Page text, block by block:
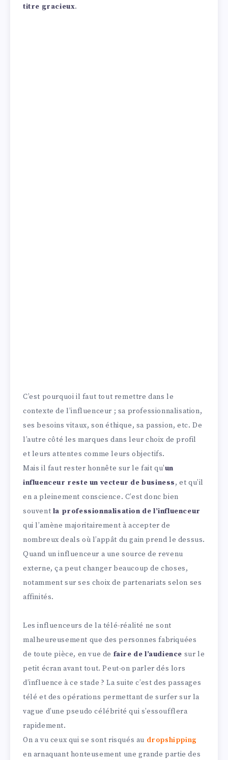
titre gracieux.
C’est pourquoi il faut tout remettre dans le
contexte de l’influenceur ; sa professionnalisation,
ses besoins vitaux, son éthique, sa passion, etc. De
l’autre côté les marques dans leur choix de profil
et leurs attentes comme leurs objectifs.
Mais il faut rester honnête sur le fait qu’un
influenceur reste un vecteur de business, et qu’il
en a pleinement conscience. C’est donc bien
souvent la professionnalisation de l’influenceur
qui l’amène majoritairement à accepter de
nombreux deals où l’appât du gain prend le dessus.
Quand un influenceur a une source de revenu
externe, ça peut changer beaucoup de choses,
notamment sur ses choix de partenariats selon ses
affinités.
Les influenceurs de la télé-réalité ne sont
malheureusement que des personnes fabriquées
de toute pièce, en vue de faire de l’audience sur le
petit écran avant tout. Peut-on parler dés lors
d’influence à ce stade ? La suite c’est des passages
télé et des opérations permettant de surfer sur la
vague d’une pseudo célébrité qui s’essoufflera
rapidement.
On a vu ceux qui se sont risqués au dropshipping
en arnaquant honteusement une grande partie des